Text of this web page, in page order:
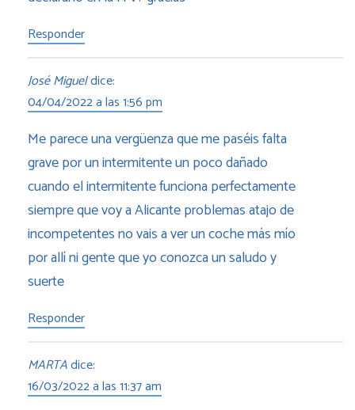
Responder
José Migueldice:
04/04/2022 a las 1:56 pm
Me parece una vergüenza que me paséis falta
grave por un intermitente un poco dañado
cuando el intermitente funciona perfectamente
siempre que voy a Alicante problemas atajo de
incompetentes no vais a ver un coche más mío
por allí ni gente que yo conozca un saludo y
suerte
Responder
MARTAdice:
16/03/2022 a las 11:37 am